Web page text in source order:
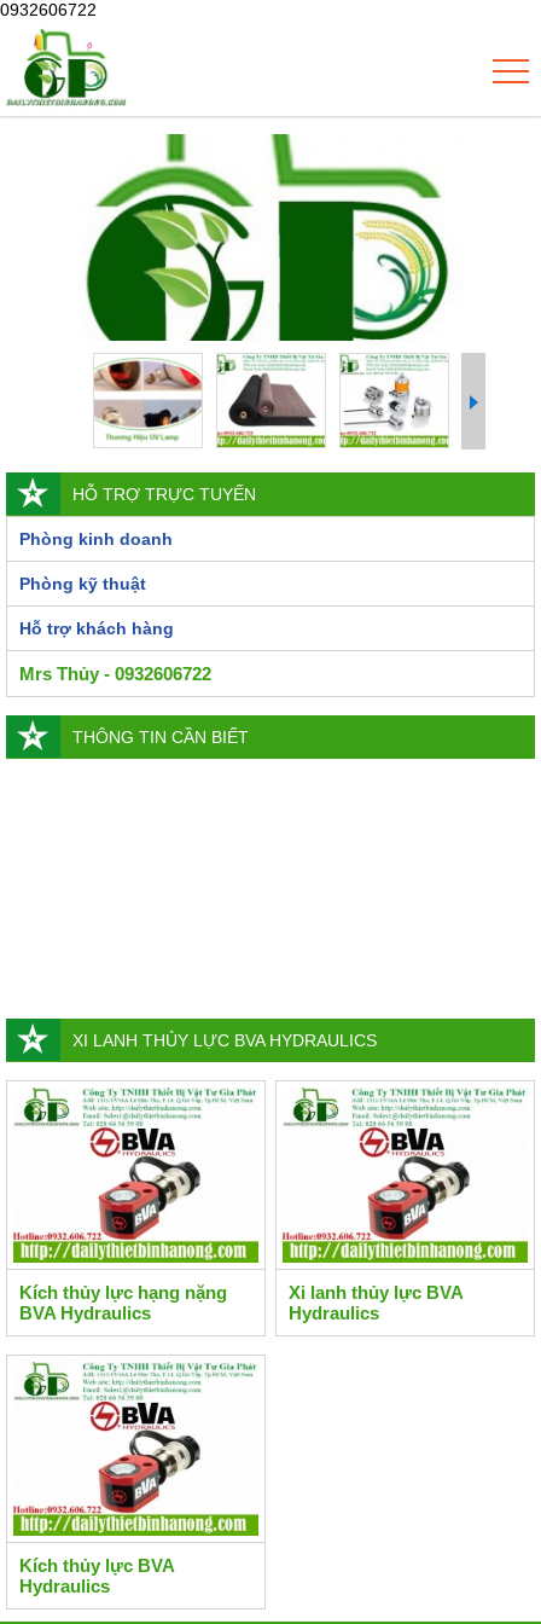
0932606722
HỖ TRỢ TRỰC TUYẾN
Phòng kinh doanh
Phòng kỹ thuật
Hỗ trợ khách hàng
Mrs Thủy - 0932606722
THÔNG TIN CẦN BIẾT
XI LANH THỦY LỰC BVA HYDRAULICS
Kích thủy lực hạng nặng
BVA Hydraulics
Xi lanh thủy lực BVA
Hydraulics
Kích thủy lực BVA
Hydraulics